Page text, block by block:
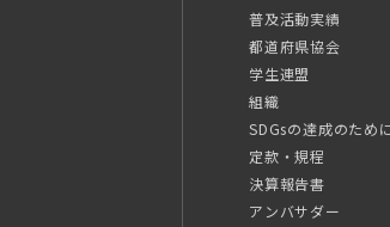
普及活動実績
都道府県協会
学生連盟
組織
SDGsの達成のために
定款・規程
決算報告書
アンバサダー